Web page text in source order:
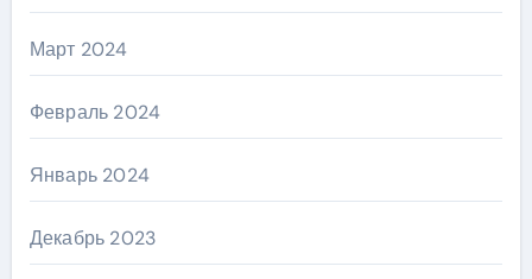
Март 2024
Февраль 2024
Январь 2024
Декабрь 2023